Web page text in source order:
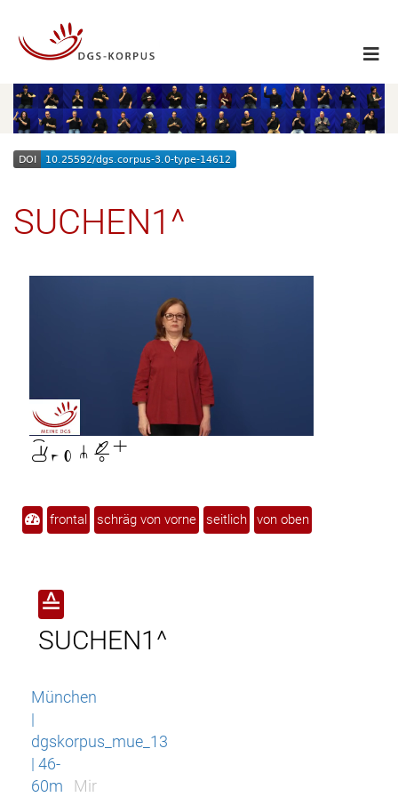
SUCHEN1^

frontal schräg von vorne seitlich von oben
≙
SUCHEN1^
München
|
dgskorpus_mue_13
| 46-
60m
Mir